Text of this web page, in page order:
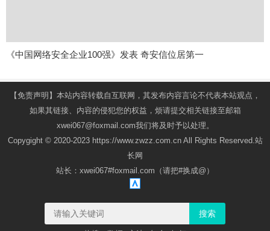
《中国网络安全企业100强》发表 奇安信位居第一
【免责声明】本站内容转载自互联网，其发布内容言论不代表本站观点，
如果其链接、内容的侵犯您的权益，烦请提交相关链接至邮箱
xwei067@foxmail.com我们将及时予以处理。
Copygight © 2020-2023 https://www.zwzz.com.cn All Rights Reserved.站
长网
站长：xwei067#foxmail.com（请把#换成@）
搜索